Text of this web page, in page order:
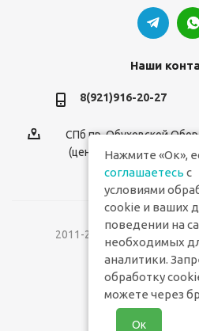
Наши
8(921)916-20-27
СПб пр. Обуховской
(центральный вход 2-й
2011-2026 © Интернет-
Версия для
Нажмите «Ок»,
соглашаетесь с
условиями
cookie и ваших
поведении на
необходимых
аналитики.
обработку
можете через
Ок